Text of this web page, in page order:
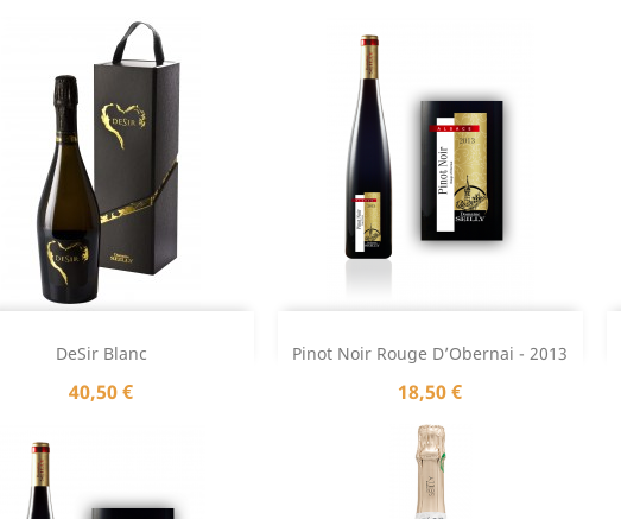
DeSir Blanc
Prix
40,50 €
Pinot Noir Rouge D’Obernai - 2013
Prix
18,50 €